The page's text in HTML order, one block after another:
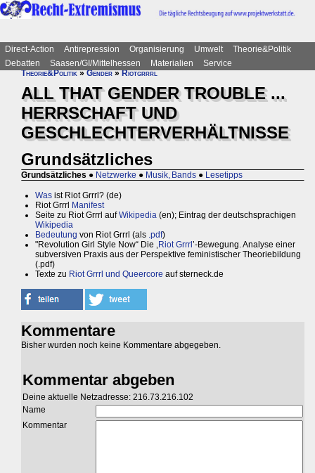
Direct-Action Antirepression Organisierung Umwelt
Theorie&Politik
Debatten
Saasen/GI/Mittelhessen Materialien
Service
Theorie&Politik»Gender»Riotgrrrl
ALL THAT GENDER TROUBLE ...
HERRSCHAFT UND
GESCHLECHTERVERHÄLTNISSE
Grundsätzliches
Grundsätzliches ● Netzwerke ● Musik, Bands ● Lesetipps
Was ist Riot Grrrl? (de)
Riot Grrrl Manifest
Seite zu Riot Grrrl aufWikipedia (en); Eintrag der deutschsprachigen
Wikipedia
Bedeutung von Riot Grrrl (als .pdf)
"Revolution Girl Style Now“ Die ‚ Riot Grrrl ’-Bewegung. Analyse einer
subversiven Praxis aus der Perspektive feministischer Theoriebildung
(.pdf)
Texte zu Riot Grrrl und Queercore auf sterneck.de
Kommentare
Bisher wurden noch keine Kommentare abgegeben.
Kommentar abgeben
Deine aktuelle Netzadresse: 216.73.216.102
Name
Kommentar